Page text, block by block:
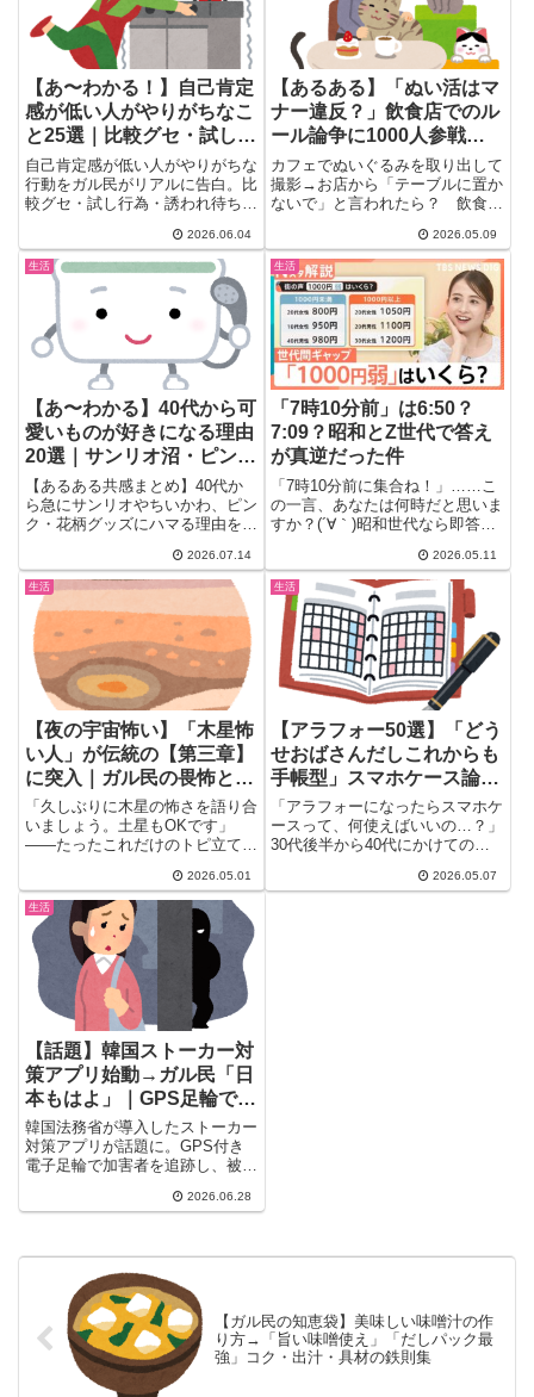
【あ〜わかる！】自己肯定
感が低い人がやりがちなこ
と25選｜比較グセ・試し行
為・誘われ待ちに要注意
自己肯定感が低い人がやりがちな
行動をガル民がリアルに告白。比
較グセ・試し行為・誘われ待ち・
への自ら飛び込みなど、思わず
「私だ…」と頷く25選をまとめ
ました。当てはまったら自己肯定
感チェックのきっかけに。
2026.06.04
【あるある】「ぬい活はマ
ナー違反？」飲食店でのル
ール論争に1000人参戦→
ガル民の総意が真っ当すぎ
た
カフェでぬいぐるみを取り出して
撮影→お店から「テーブルに置か
ないで」と言われたら？ 飲食店
2026.05.09
生活
【あ〜わかる】40代から可
愛いものが好きになる理由
20選｜サンリオ沼・ピンク
愛の本音まとめ
【あるある共感まとめ】40代か
ら急にサンリオやちいかわ、ピン
ク・花柄グッズにハマる理由をガ
なかったのに突然目覚めた瞬間、
女性ホルモンとの関係、CHANEL
のピンクバッグを買った話まで、
リアルな本音コメント20選をお
届けします。
2026.07.14
生活
「7時10分前」は6:50？
7:09？昭和とZ世代で答え
が真逆だった件
「7時10分前に集合ね！」……こ
の一言、あなたは何時だと思いま
すか？(´∀｀)昭和世代なら即答で
2026.05.11
生活
【夜の宇宙怖い】「木星怖
い人」が伝統の【第三章】
に突入｜ガル民の畏怖と知
識欲が交錯する宇宙トピ厳
選30コメ
「久しぶりに木星の怖さを語り合
いましょう。土星もOKです」
——たったこれだけのトピ立て
2026.05.01
生活
【アラフォー50選】「どう
せおばさんだしこれからも
手帳型」スマホケース論争
でガル民+103票の堂々宣
言ｗｗｗ
「アラフォーになったらスマホケ
ースって、何使えばいいの…？」
30代後半から40代にかけての女
2026.05.07
生活
【話題】韓国ストーカー対
策アプリ始動→ガル民「日
本もはよ」｜GPS足輪で再
犯率が20分の1に
韓国法務省が導入したストーカー
対策アプリが話題に。GPS付き
電子足輪で加害者を追跡し、被害
みで、性犯罪再犯率が14.1%から
とめました。
2026.06.28
【ガル民の知恵袋】美味しい味噌汁の作
り方→「旨い味噌使え」「だしパック最
強」コク・出汁・具材の鉄則集